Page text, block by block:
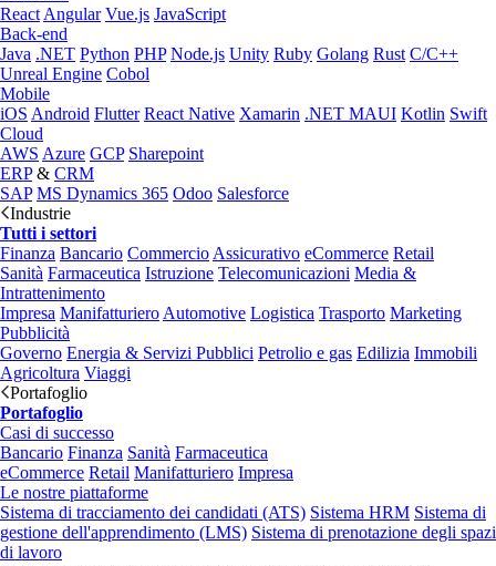
React Angular Vue.js JavaScript
Back-end
Java .NET Python PHP Node.js Unity Ruby Golang Rust C/C++
Unreal Engine Cobol
Mobile
iOS Android Flutter React Native Xamarin .NET MAUI Kotlin Swift
Cloud
AWS Azure GCP Sharepoint
ERP& CRM
SAP MS Dynamics 365 Odoo Salesforce
Industrie
Tutti i settori
Finanza Bancario Commercio Assicurativo eCommerce Retail
Sanità Farmaceutica Istruzione Telecomunicazioni Media &
Intrattenimento
Impresa Manifatturiero Automotive Logistica Trasporto Marketing
Pubblicità
Governo Energia & Servizi Pubblici Petrolio e gas Edilizia Immobili
Agricoltura Viaggi
Portafoglio
Portafoglio
Casi di successo
Bancario Finanza Sanità Farmaceutica
eCommerce Retail Manifatturiero Impresa
Le nostre piattaforme
Sistema di tracciamento dei candidati (ATS) Sistema HRM Sistema di
gestione dell'apprendimento (LMS) Sistema di prenotazione degli spazi
di lavoro